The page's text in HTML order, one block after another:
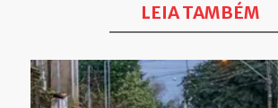
LEIA TAMBÉM